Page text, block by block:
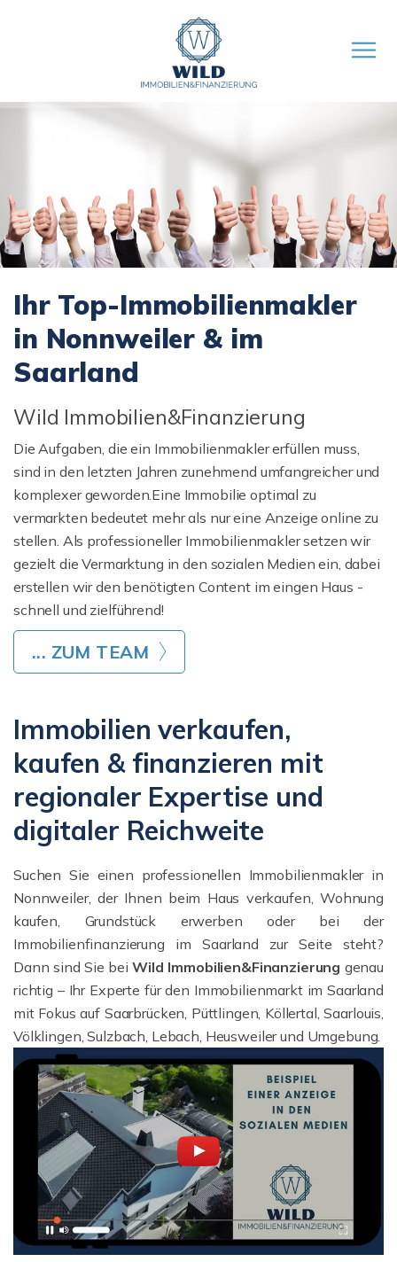
Ihr Top-Immobilienmakler
in Nonnweiler & im
Saarland
Wild Immobilien&Finanzierung
Die Aufgaben, die ein Immobilienmakler erfüllen muss,
sind in den letzten Jahren zunehmend umfangreicher und
komplexer geworden.Eine Immobilie optimal zu
vermarkten bedeutet mehr als nur eine Anzeige online zu
stellen. Als professioneller Immobilienmakler setzen wir
gezielt die Vermarktung in den sozialen Medien ein, dabei
erstellen wir den benötigten Content im eingen Haus -
schnell und zielführend!
... ZUM TEAM
Immobilien verkaufen,
kaufen & finanzieren mit
regionaler Expertise und
digitaler Reichweite
Suchen Sie einen professionellen Immobilienmakler in
Nonnweiler, der Ihnen beim Haus verkaufen, Wohnung
kaufen, Grundstück erwerben oder bei der
Immobilienfinanzierung im Saarland zur Seite steht?
Dann sind Sie bei Wild Immobilien&Finanzierung genau
richtig – Ihr Experte für den Immobilienmarkt im Saarland
mit Fokus auf Saarbrücken, Püttlingen, Köllertal, Saarlouis,
Völklingen, Sulzbach, Lebach, Heusweiler und Umgebung.